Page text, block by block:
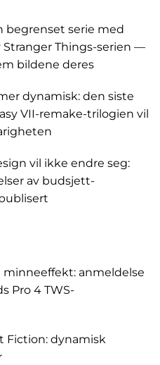
begrenset serie med
Things-serien —
bildene deres
dynamisk: den siste
VII-remake-trilogien vil
vil ikke endre seg:
av budsjett-
anmeldelse
Pro 4 TWS-
Fiction: dynamisk